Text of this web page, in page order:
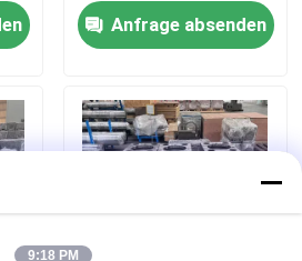
Verbindung
Unterbrecher
Unterbrecher
Anfrage absenden
9:18 PM